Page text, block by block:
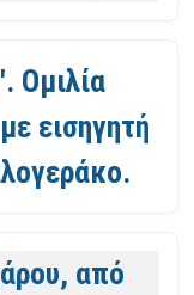
Ομιλία
εισηγητή
από